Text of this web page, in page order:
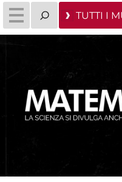
TUTTI I